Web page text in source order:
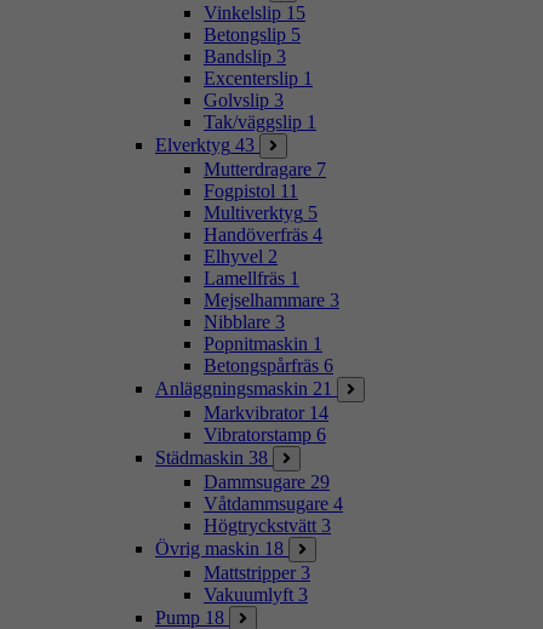
Vinkelslip 15
Betongslip 5
Bandslip 3
Excenterslip 1
Golvslip 3
Tak/väggslip 1
Elverktyg 43
Mutterdragare 7
Fogpistol 11
Multiverktyg 5
Handöverfräs 4
Elhyvel 2
Lamellfräs 1
Mejselhammare 3
Nibblare 3
Popnitmaskin 1
Betongspårfräs 6
Anläggningsmaskin 21
Markvibrator 14
Vibratorstamp 6
Städmaskin 38
Dammsugare 29
Våtdammsugare 4
Högtryckstvätt 3
Övrig maskin 18
Mattstripper 3
Vakuumlyft 3
Pump 18